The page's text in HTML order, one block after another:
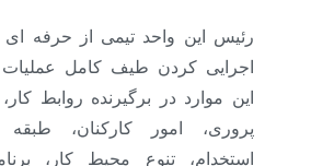
رئیس این واحد تیمی از حرفه ای
اجرایی کردن طیف کامل
این موارد در برگیرنده روابط
پروری، امور کارکنان،
استخدام، تنوع محیط کار،